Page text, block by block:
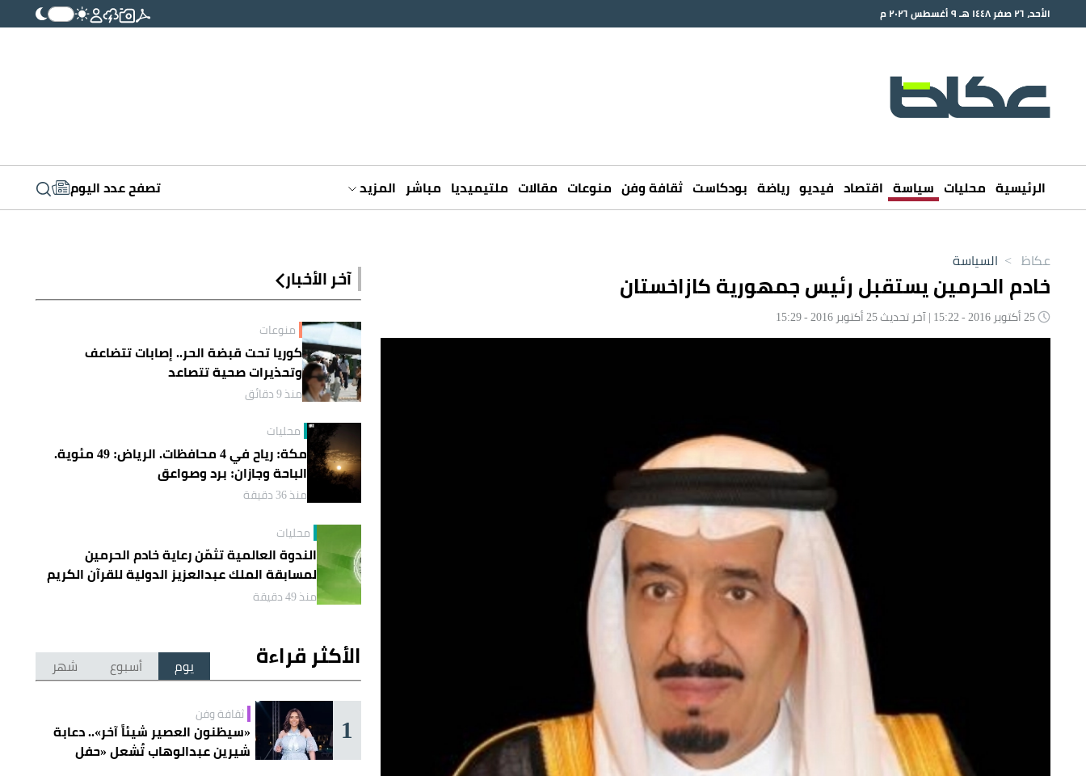
الأحد، ٢٦ صفر ١٤٤٨ هـ ٩ أغسطس ٢٠٢٦ م
الرئيسية محليات سياسة اقتصاد فيديو رياضة بودكاست ثقافة وفن منوعات مقالات ملتيميديا مباشر المزيد تصفح عدد اليوم
عكاظ > السياسة
خادم الحرمين يستقبل رئيس جمهورية كازاخستان آخر الأخبار
منوعات
كوريا تحت قبضة الحر.. إصابات تتضاعف
وتحذيرات صحية تتصاعد
منذ 9 دقائق
محليات
مكة: رياح في 4 محافظات. الرياض: 49 مئوية.
الباحة وجازان: برد وصواعق
منذ 36 دقيقة
محليات
الندوة العالمية تثمّن رعاية خادم الحرمين
لمسابقة الملك عبدالعزيز الدولية للقرآن الكريم
منذ 49 دقيقة
الأكثر قراءة يوم أسبوع شهر
1 ثقافة وفن
«سيظنون العصير شيئاً آخر».. دعابة
شيرين عبدالوهاب تُشعل «حفل